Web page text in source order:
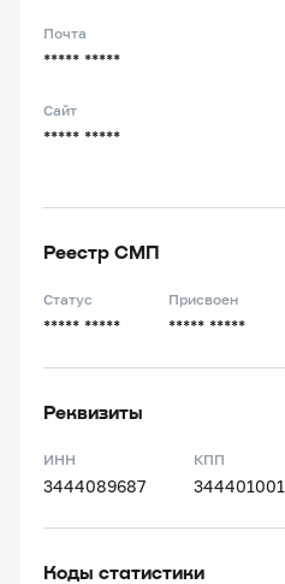
Почта
***** *****
Сайт
***** *****
Реестр СМП
Статус
***** *****
Присвоен
***** *****
Реквизиты
ИНН
3444089687
КПП
344401001
Коды статистики